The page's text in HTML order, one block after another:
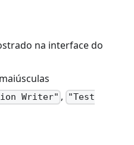
na interface do
Writer" ,
"Test